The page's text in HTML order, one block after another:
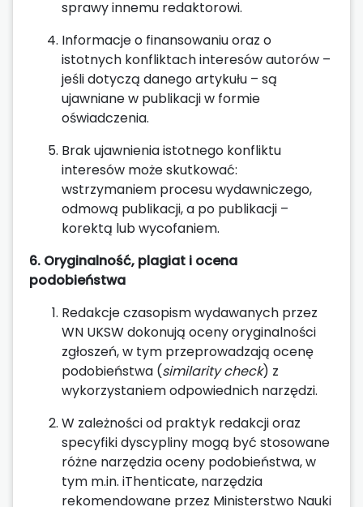
sprawy innemu redaktorowi.
Informacje o finansowaniu oraz o
istotnych konfliktach interesów autorów –
jeśli dotyczą danego artykułu – są
ujawniane w publikacji w formie
oświadczenia.
Brak ujawnienia istotnego konfliktu
interesów może skutkować:
wstrzymaniem procesu wydawniczego,
odmową publikacji, a po publikacji –
korektą lub wycofaniem.
6. Oryginalność, plagiat i ocena
podobieństwa
Redakcje czasopism wydawanych przez
WN UKSW dokonują oceny oryginalności
zgłoszeń, w tym przeprowadzają ocenę
podobieństwa (similarity check) z
wykorzystaniem odpowiednich narzędzi.
W zależności od praktyk redakcji oraz
specyfiki dyscypliny mogą być stosowane
różne narzędzia oceny podobieństwa, w
tym m.in. iThenticate, narzędzia
rekomendowane przez Ministerstwo Nauki